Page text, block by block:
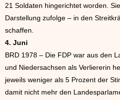
21 Soldaten hingerichtet worden.
Darstellung zufolge – in den
schaffen.
4. Juni
BRD 1978 – Die FDP war aus den
und Niedersachsen als Verliererin
jeweils weniger als 5 Prozent der
damit nicht mehr den